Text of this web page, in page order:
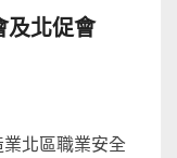
及北促會
北區職業安全